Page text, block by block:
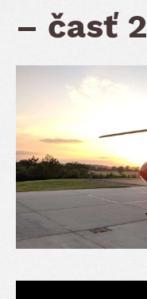
– časť 2